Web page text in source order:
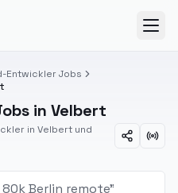
Entwickler Jobs
in Velbert
in Velbert und